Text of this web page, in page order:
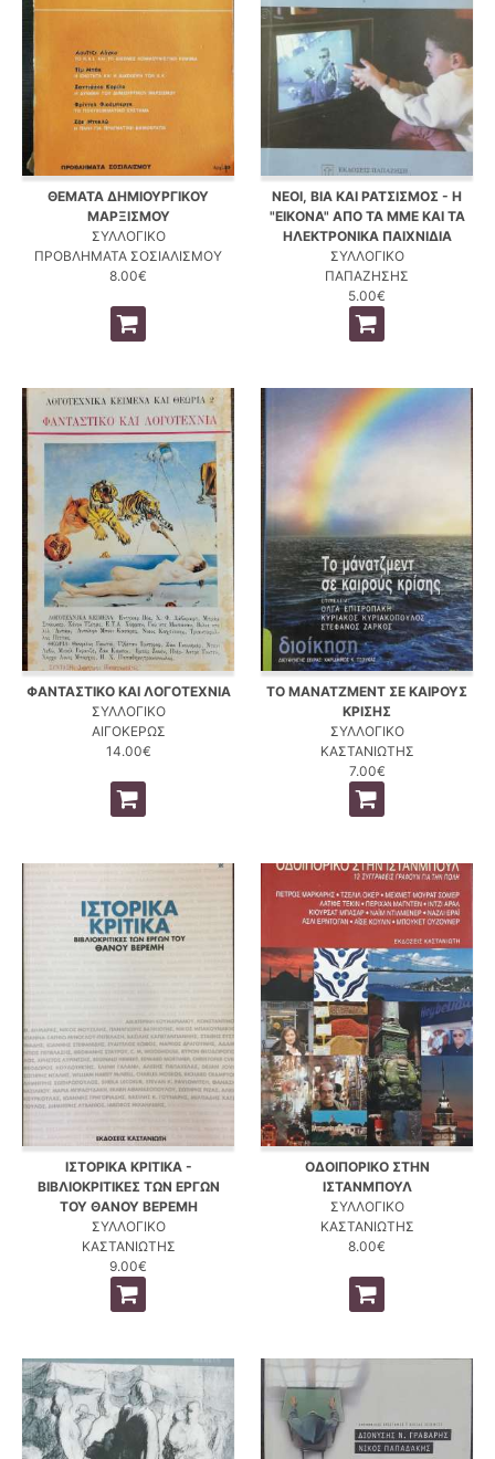
ΘΕΜΑΤΑ ΔΗΜΙΟΥΡΓΙΚΟΥ
ΜΑΡΞΙΣΜΟΥ
ΣΥΛΛΟΓΙΚΟ
ΠΡΟΒΛΗΜΑΤΑ ΣΟΣΙΑΛΙΣΜΟΥ
8.00€
ΝΕΟΙ, ΒΙΑ ΚΑΙ ΡΑΤΣΙΣΜΟΣ - Η
"ΕΙΚΟΝΑ" ΑΠΟ ΤΑ ΜΜΕ ΚΑΙ ΤΑ
ΗΛΕΚΤΡΟΝΙΚΑ ΠΑΙΧΝΙΔΙΑ
ΣΥΛΛΟΓΙΚΟ
ΠΑΠΑΖΗΣΗΣ
5.00€
ΦΑΝΤΑΣΤΙΚΟ ΚΑΙ ΛΟΓΟΤΕΧΝΙΑ
ΣΥΛΛΟΓΙΚΟ
ΑΙΓΟΚΕΡΩΣ
14.00€
ΤΟ ΜΑΝΑΤΖΜΕΝΤ ΣΕ ΚΑΙΡΟΥΣ
ΚΡΙΣΗΣ
ΣΥΛΛΟΓΙΚΟ
ΚΑΣΤΑΝΙΩΤΗΣ
7.00€
ΙΣΤΟΡΙΚΑ ΚΡΙΤΙΚΑ -
ΒΙΒΛΙΟΚΡΙΤΙΚΕΣ ΤΩΝ ΕΡΓΩΝ
ΤΟΥ ΘΑΝΟΥ ΒΕΡΕΜΗ
ΣΥΛΛΟΓΙΚΟ
ΚΑΣΤΑΝΙΩΤΗΣ
9.00€
ΟΔΟΙΠΟΡΙΚΟ ΣΤΗΝ
ΙΣΤΑΝΜΠΟΥΛ
ΣΥΛΛΟΓΙΚΟ
ΚΑΣΤΑΝΙΩΤΗΣ
8.00€